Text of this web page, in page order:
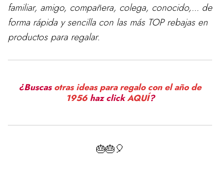
familiar, amigo, compañera, colega, conocido,... de
forma rápida y sencilla con las más TOP rebajas en
productos para regalar.
¿Buscasotras ideas para regalo con el año de
1956haz clickAQUÍ?
🎂🎂🎈